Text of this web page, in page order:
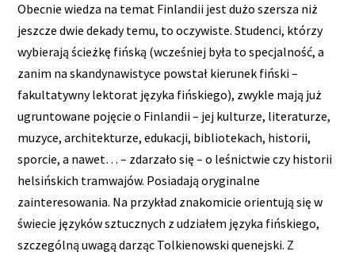
Obecnie wiedza na temat Finlandii jest dużo szersza niż
jeszcze dwie dekady temu, to oczywiste. Studenci, którzy
wybierają ścieżkę fińską (wcześniej była to specjalność, a
zanim na skandynawistyce powstał kierunek fiński –
fakultatywny lektorat języka fińskiego), zwykle mają już
ugruntowane pojęcie o Finlandii – jej kulturze, literaturze,
muzyce, architekturze, edukacji, bibliotekach, historii,
sporcie, a nawet… – zdarzało się – o leśnictwie czy historii
helsińskich tramwajów. Posiadają oryginalne
zainteresowania. Na przykład znakomicie orientują się w
świecie języków sztucznych z udziałem języka fińskiego,
szczególną uwagą darząc Tolkienowski quenejski. Z